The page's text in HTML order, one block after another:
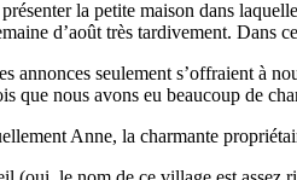
la petite maison dans
d’août très tardivement. Dans
annonces seulement s’offraient à
que nous avons eu beaucoup de
Anne, la charmante